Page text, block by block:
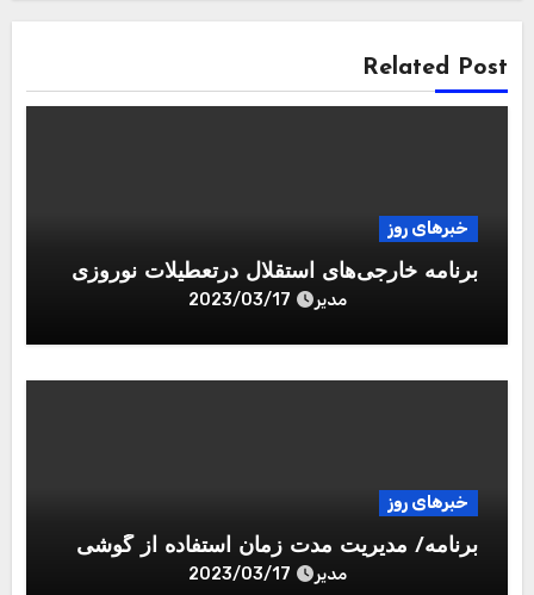
Related Post
خبرهای روز
برنامه خارجی‌های استقلال درتعطیلات نوروزی
مدیر 2023/03/17
خبرهای روز
برنامه/ مدیریت مدت زمان استفاده از گوشی
مدیر 2023/03/17